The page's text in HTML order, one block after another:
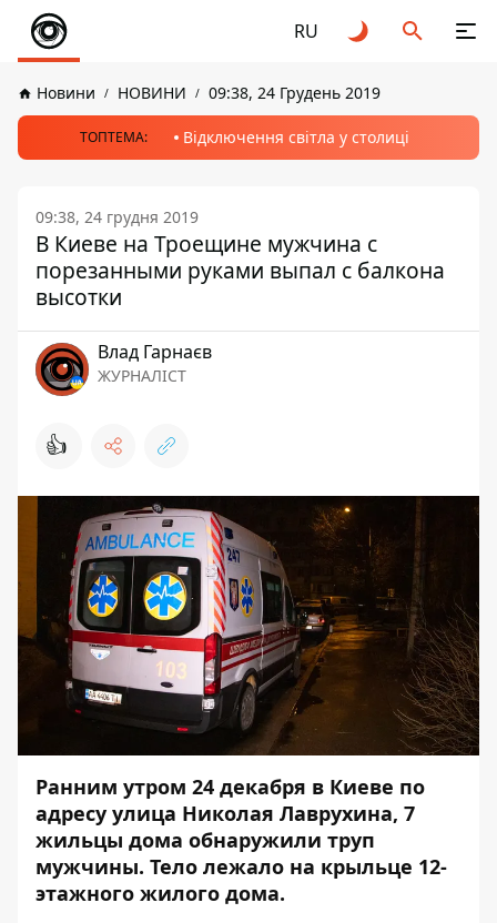
RU
Новини НОВИНИ 09:38, 24 Грудень 2019
ТОПТЕМА: Відключення світла у столиці
09:38, 24 грудня 2019
В Киеве на Троещине мужчина с
порезанными руками выпал с балкона
высотки
Влад Гарнаєв
ЖУРНАЛІСТ
👍
Ранним утром 24 декабря в Киеве по
адресу улица Николая Лаврухина, 7
жильцы дома обнаружили труп
мужчины. Тело лежало на крыльце 12-
этажного жилого дома.